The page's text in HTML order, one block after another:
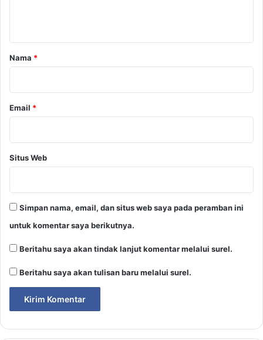
r
Nama *
Email *
Situs Web
Simpan nama, email, dan situs web saya pada peramban ini
untuk komentar saya berikutnya.
Beritahu saya akan tindak lanjut komentar melalui surel.
Beritahu saya akan tulisan baru melalui surel.